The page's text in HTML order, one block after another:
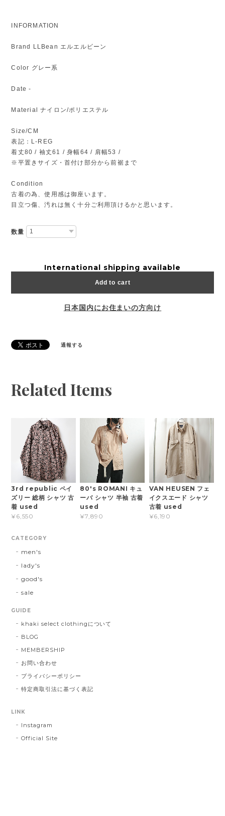
INFORMATION
Brand LLBean エルエルビーン
Color グレー系
Date -
Material ナイロン/ポリエステル
Size/CM
表記：L-REG
着丈80 / 袖丈61 / 身幅64 / 肩幅53 /
※平置きサイズ・首付け部分から前裾まで
Condition
古着の為、使用感は御座います。
目立つ傷、汚れは無く十分ご利用頂けるかと思います。
数量
International shipping available
Add to cart
日本国内にお住まいの方向け
通報する
Related Items
3rd republic ペイ
ズリー 総柄 シャツ 古
着 used
¥6,550
80's ROMANI キュ
ーバ シャツ 半袖 古着
used
¥7,890
VAN HEUSEN フェ
イクスエード シャツ
古着 used
¥6,190
CATEGORY
men's
lady's
good's
sale
GUIDE
khaki select clothingについて
BLOG
MEMBERSHIP
お問い合わせ
プライバシーポリシー
特定商取引法に基づく表記
LINK
Instagram
Official Site